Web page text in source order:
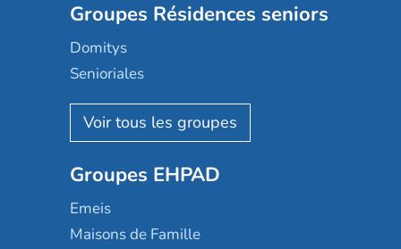
Groupes Résidences seniors
Domitys
Senioriales
Nohée
Les Résidentiels
Mobicap
Domusvi
Happy Senior
Groupes EHPAD
Emeis
Maisons de Famille